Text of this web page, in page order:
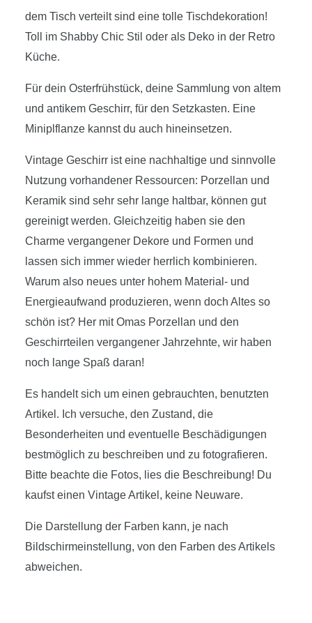
dem Tisch verteilt sind eine tolle Tischdekoration!
Toll im Shabby Chic Stil oder als Deko in der Retro
Küche.
Für dein Osterfrühstück, deine Sammlung von altem
und antikem Geschirr, für den Setzkasten. Eine
Miniplflanze kannst du auch hineinsetzen.
Vintage Geschirr ist eine nachhaltige und sinnvolle
Nutzung vorhandener Ressourcen: Porzellan und
Keramik sind sehr sehr lange haltbar, können gut
gereinigt werden. Gleichzeitig haben sie den
Charme vergangener Dekore und Formen und
lassen sich immer wieder herrlich kombinieren.
Warum also neues unter hohem Material- und
Energieaufwand produzieren, wenn doch Altes so
schön ist? Her mit Omas Porzellan und den
Geschirrteilen vergangener Jahrzehnte, wir haben
noch lange Spaß daran!
Es handelt sich um einen gebrauchten, benutzten
Artikel. Ich versuche, den Zustand, die
Besonderheiten und eventuelle Beschädigungen
bestmöglich zu beschreiben und zu fotografieren.
Bitte beachte die Fotos, lies die Beschreibung! Du
kaufst einen Vintage Artikel, keine Neuware.
Die Darstellung der Farben kann, je nach
Bildschirmeinstellung, von den Farben des Artikels
abweichen.